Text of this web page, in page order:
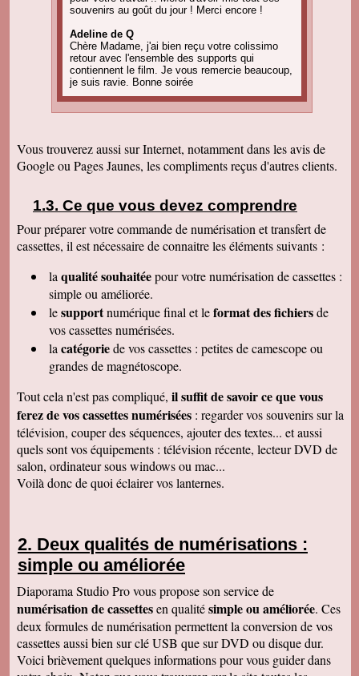
souvenirs au goût du jour ! Merci encore !
Adeline de Q
Chère Madame, j'ai bien reçu votre colissimo
retour avec l'ensemble des supports qui
contiennent le film. Je vous remercie beaucoup,
je suis ravie. Bonne soirée
projets de commande, alors, sûrement à bientôt
! Cordialement
d'image est parfaite. Merci beaucoup
Nadine H
Bonjour, on a bien reçu le colis on vous
remercie beaucoup bonne journée
Christian R
Encore une belle expérience, comme la
première fois nous sommes ravis. Merci de
pouvoir nous faire revivre le passé Travail
raffiné, effectué consciencieusement , avec en
plus des délais et prix tout à fait corrects
À recommander sans hésitation
Les Alesiens
Bonjour, super ! Suite au super résultat de la
première cassette, mes grands-parents ont
décidé de toutes les faire pour pouvoir voir a
nouveau ces souvenirs sur la télé :)
Cordialement
Cécile M
Bonjour. Je viens de recevoir le colis et je suis
en train de regarder les films sur mon ordinateur.
Amandine L
Bonjour nous avons bien reçus les cassettes et
les vidéos sont supers ! Merci beaucoup
Cordialement,
Jean-Marie B
Colis bien reçu ça marche en direct sur la TV.
Merci beaucoup. Des amis vont vous contacter
de ma part. Bonne continuation
Alain L
Vous trouverez aussi sur Internet, notamment dans les avis de
Google ou Pages Jaunes, les compliments reçus d'autres clients.
Ce que vous devez comprendre
Pour préparer votre commande de numérisation et transfert de
cassettes, il est nécessaire de connaitre les éléments suivants :
la qualité souhaitéepour votre numérisation de cassettes :
simple ou améliorée.
lesupportnumérique final et leformat des fichiersde
vos cassettes numérisées.
la catégoriede vos cassettes : petites de camescope ou
grandes de magnétoscope.
Tout cela n'est pas compliqué, il suffit de savoir ce que vous
ferez de vos cassettes numérisées : regarder vos souvenirs sur la
télévision, couper des séquences, ajouter des textes... et aussi
quels sont vos équipements : télévision récente, lecteur DVD de
salon, ordinateur sous windows ou mac...
Voilà donc de quoi éclairer vos lanternes.
Deux qualités de numérisations :
simple ou améliorée
Diaporama Studio Pro vous propose son service de
numérisation de cassettesen qualitésimple ou améliorée. Ces
deux formules de numérisation permettent la conversion de vos
cassettes aussi bien sur clé USB que sur DVD ou disque dur.
Voici brièvement quelques informations pour vous guider dans